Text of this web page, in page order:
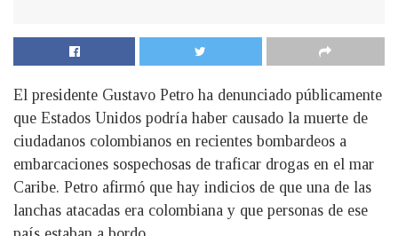
El presidente Gustavo Petro ha denunciado públicamente
que Estados Unidos podría haber causado la muerte de
ciudadanos colombianos en recientes bombardeos a
embarcaciones sospechosas de traficar drogas en el mar
Caribe. Petro afirmó que hay indicios de que una de las
lanchas atacadas era colombiana y que personas de ese